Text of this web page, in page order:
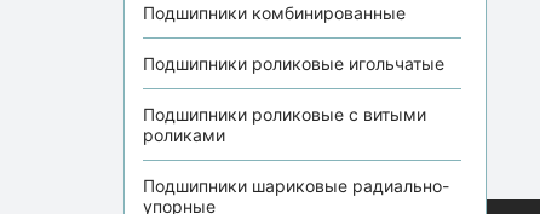
Подшипники комбинированные
Подшипники роликовые игольчатые
Подшипники роликовые с витыми
роликами
Подшипники шариковые радиально-
упорные